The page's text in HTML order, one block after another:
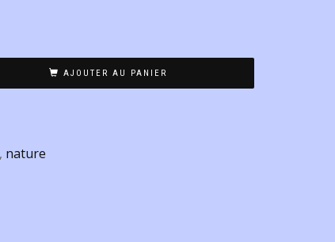
AJOUTER AU PANIER
, nature